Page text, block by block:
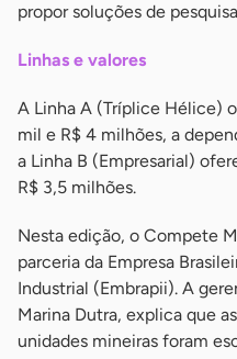
propor soluções de
Linhas e valores
A Linha A (Tríplice Hélice)
mil e R$ 4 milhões, a
a Linha B (Empresarial)
R$ 3,5 milhões.
Nesta edição, o Compete
parceria da Empresa
Industrial (Embrapii). A
Marina Dutra, explica que
unidades mineiras foram